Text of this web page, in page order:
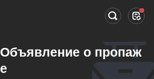
Объявление о пропаж
е